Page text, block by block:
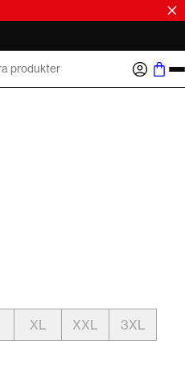
XL XXL
3XL